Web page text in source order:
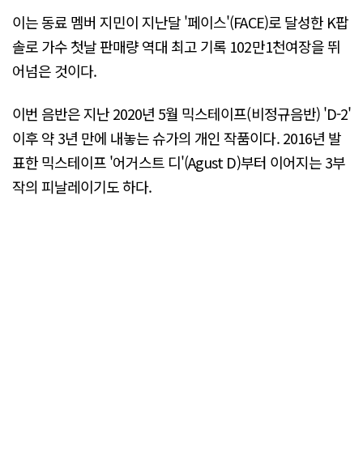
이는 동료 멤버 지민이 지난달 '페이스'(FACE)로 달성한 K팝
솔로 가수 첫날 판매량 역대 최고 기록 102만1천여장을 뛰
어넘은 것이다.
이번 음반은 지난 2020년 5월 믹스테이프(비정규음반) 'D-2'
이후 약 3년 만에 내놓는 슈가의 개인 작품이다. 2016년 발
표한 믹스테이프 '어거스트 디'(Agust D)부터 이어지는 3부
작의 피날레이기도 하다.